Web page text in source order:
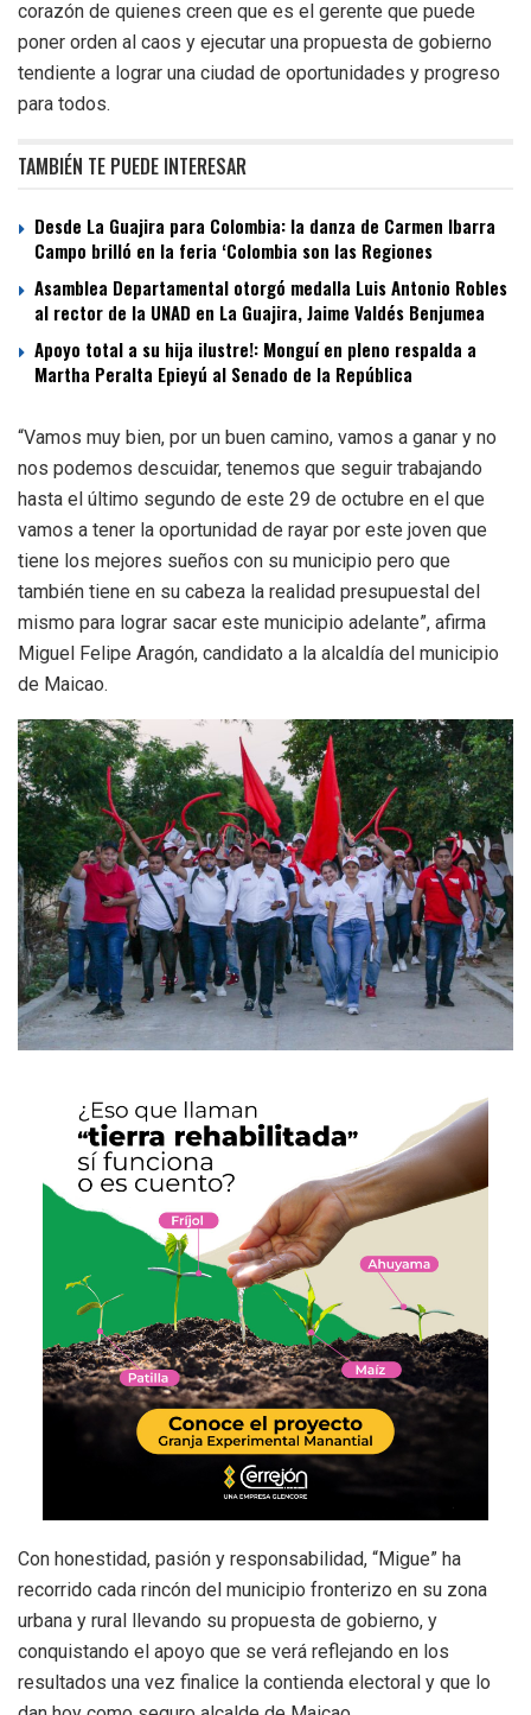
corazón de quienes creen que es el gerente que puede
poner orden al caos y ejecutar una propuesta de gobierno
tendiente a lograr una ciudad de oportunidades y progreso
para todos.
TAMBIÉN TE PUEDE INTERESAR
Desde La Guajira para Colombia: la danza de Carmen Ibarra
Campo brilló en la feria ‘Colombia son las Regiones
Asamblea Departamental otorgó medalla Luis Antonio Robles
al rector de la UNAD en La Guajira, Jaime Valdés Benjumea
Apoyo total a su hija ilustre!: Monguí en pleno respalda a
Martha Peralta Epieyú al Senado de la República
“Vamos muy bien, por un buen camino, vamos a ganar y no
nos podemos descuidar, tenemos que seguir trabajando
hasta el último segundo de este 29 de octubre en el que
vamos a tener la oportunidad de rayar por este joven que
tiene los mejores sueños con su municipio pero que
también tiene en su cabeza la realidad presupuestal del
mismo para lograr sacar este municipio adelante”, afirma
Miguel Felipe Aragón, candidato a la alcaldía del municipio
de Maicao.
Con honestidad, pasión y responsabilidad, “Migue” ha
recorrido cada rincón del municipio fronterizo en su zona
urbana y rural llevando su propuesta de gobierno, y
conquistando el apoyo que se verá reflejando en los
resultados una vez finalice la contienda electoral y que lo